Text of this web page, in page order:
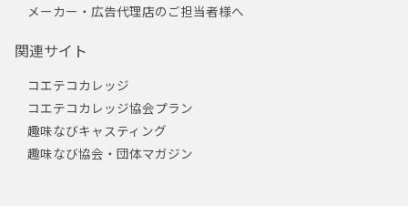
メーカー・広告代理店のご担当者様へ
関連サイト
コエテコカレッジ
コエテコカレッジ協会プラン
趣味なびキャスティング
趣味なび協会・団体マガジン